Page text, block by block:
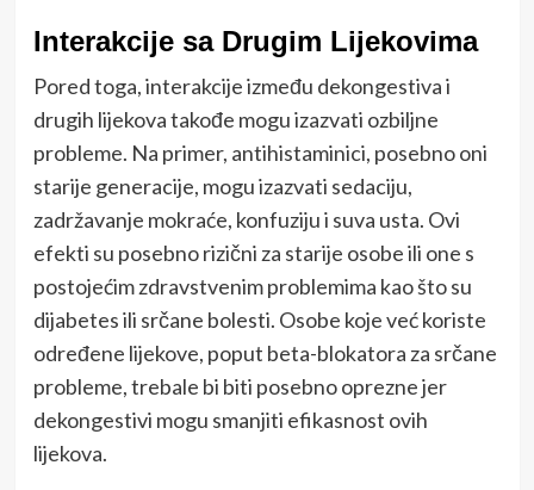
Interakcije sa Drugim Lijekovima
Pored toga, interakcije između dekongestiva i
drugih lijekova takođe mogu izazvati ozbiljne
probleme. Na primer, antihistaminici, posebno oni
starije generacije, mogu izazvati sedaciju,
zadržavanje mokraće, konfuziju i suva usta. Ovi
efekti su posebno rizični za starije osobe ili one s
postojećim zdravstvenim problemima kao što su
dijabetes ili srčane bolesti. Osobe koje već koriste
određene lijekove, poput beta-blokatora za srčane
probleme, trebale bi biti posebno oprezne jer
dekongestivi mogu smanjiti efikasnost ovih
lijekova.